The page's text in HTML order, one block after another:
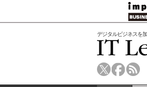
デジタルビジネスを